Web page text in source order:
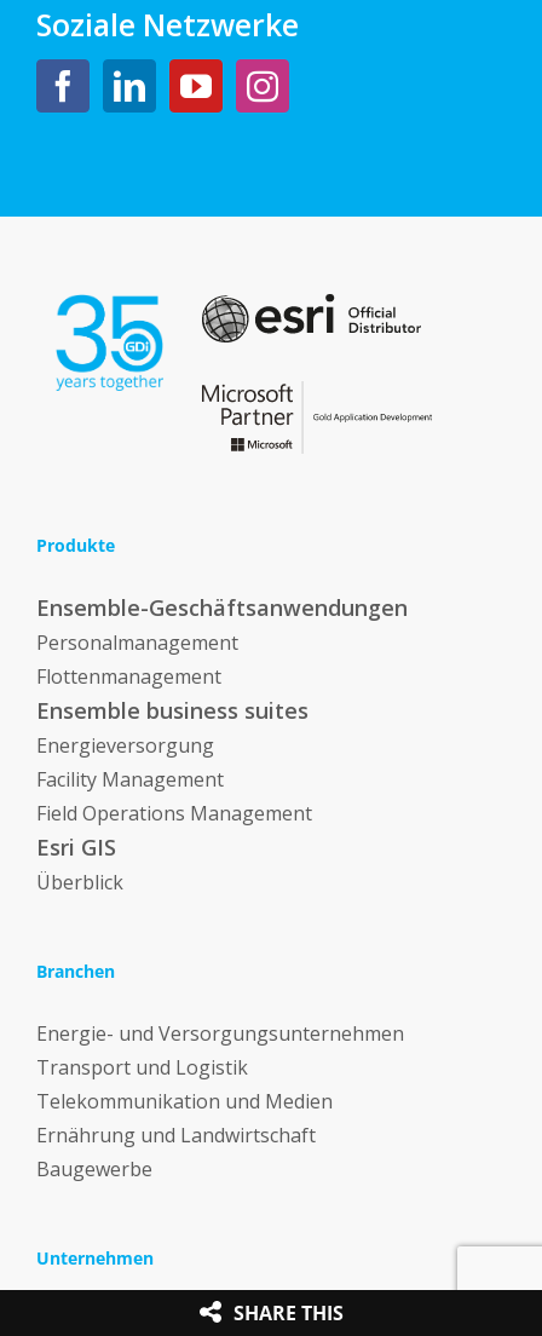
Soziale Netzwerke
Produkte
Ensemble-Geschäftsanwendungen
Personalmanagement
Flottenmanagement
Ensemble business suites
Energieversorgung
Facility Management
Field Operations Management
Esri GIS
Überblick
Branchen
Energie- und Versorgungsunternehmen
Transport und Logistik
Telekommunikation und Medien
Ernährung und Landwirtschaft
Baugewerbe
Unternehmen
SHARE THIS